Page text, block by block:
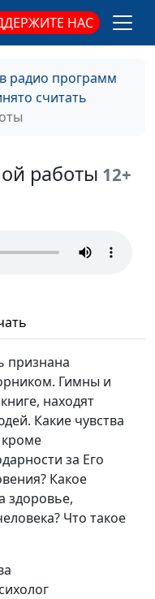
НАС
радио программ
считать
работы 12+
признана
Гимны и
находят
Какие чувства
за Его
Какое
здоровье,
Что такое
Караченцева,
Мараханова,
Караченцева,
Мараханова,
Караченцева,
Мараханова,
Мараханова,